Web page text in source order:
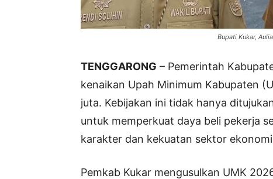
Bupati Kukar,
TENGGARONG – Pemerintah
kenaikan Upah Minimum Kabupaten
juta. Kebijakan ini tidak hanya
untuk memperkuat daya beli pekerja
karakter dan kekuatan sektor
Pemkab Kukar mengusulkan UMK